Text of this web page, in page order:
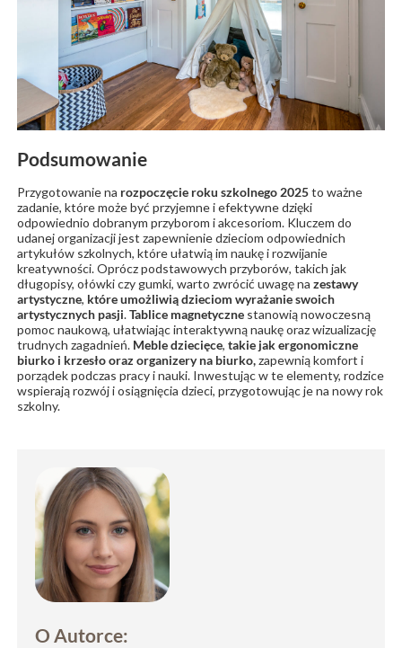
Podsumowanie
Przygotowanie na rozpoczęcie roku szkolnego 2025to ważne
zadanie, które może być przyjemne i efektywne dzięki
odpowiednio dobranym przyborom i akcesoriom. Kluczem do
udanej organizacji jest zapewnienie dzieciom odpowiednich
artykułów szkolnych, które ułatwią im naukę i rozwijanie
kreatywności. Oprócz podstawowych przyborów, takich jak
długopisy, ołówki czy gumki, warto zwrócić uwagę nazestawy
artystyczne, które umożliwią dzieciom wyrażanie swoich
artystycznych pasji.Tablice magnetyczne stanowią nowoczesną
pomoc naukową, ułatwiając interaktywną naukę oraz wizualizację
trudnych zagadnień. Meble dziecięce,takie jak ergonomiczne
biurko i krzesło oraz organizery na biurko,zapewnią komfort i
porządek podczas pracy i nauki. Inwestując w te elementy, rodzice
wspierają rozwój i osiągnięcia dzieci, przygotowując je na nowy rok
szkolny.
O Autorce: